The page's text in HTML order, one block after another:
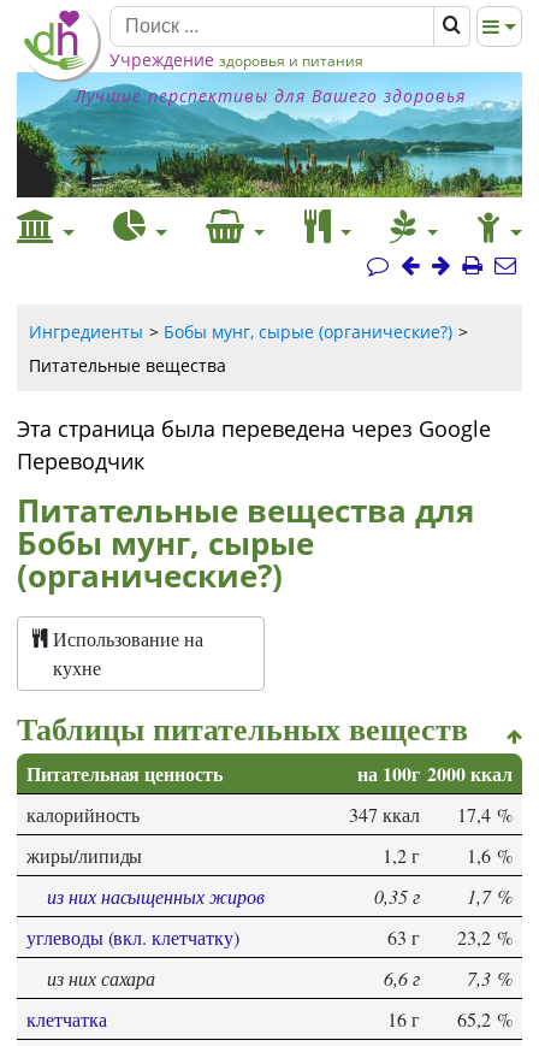
Учреждение здоровья и питания
Лучшие перспективы для Вашего здоровья
Ингредиенты
Бобы мунг, сырые (органические?)
Питательные вещества
Эта страница была переведена через Google
Переводчик
Питательные вещества для
Бобы мунг, сырые
(органические?)
Использование на
кухне
Таблицы питательных веществ
Питательная ценность на 100г 2000 ккал
калорийность 347 ккал
17,4 %
жиры/липиды
1,2 г
1,6 %
из них насыщенных жиров
0,35 г
1,7 %
углеводы (вкл. клетчатку)
63 г
23,2 %
из них сахара
6,6 г
7,3 %
клетчатка
16 г
65,2 %